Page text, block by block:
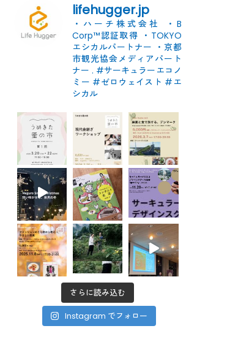
lifehugger.jp
・ハーチ株式会社
・B
Corp™認証取得 ・TOKYO
エシカルパートナー ・京都
市観光協会メディアパート
ナー . #サーキュラーエコノ
ミー #ゼロウェイスト #エ
シカル
さらに読み込む
Instagram でフォロー